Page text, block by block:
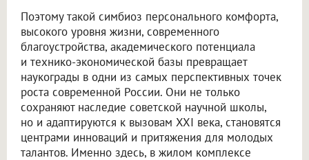
Поэтому такой симбиоз персонального комфорта,
высокого уровня жизни, современного
благоустройства, академического потенциала
и технико-экономической базы превращает
наукограды в одни из самых перспективных точек
роста современной России. Они не только
сохраняют наследие советской научной школы,
но и адаптируются к вызовам XXI века, становятся
центрами инноваций и притяжения для молодых
талантов. Именно здесь, в жилом комплексе